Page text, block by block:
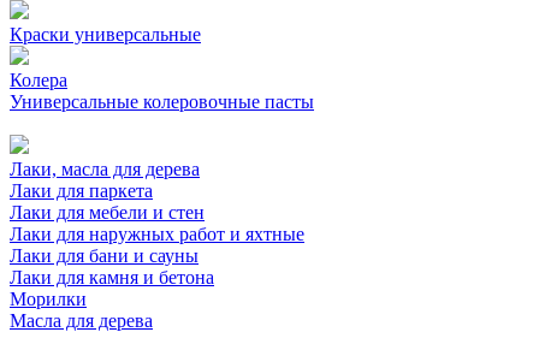
Краски универсальные
Колера
Универсальные колеровочные пасты
Лаки, масла для дерева
Лаки для паркета
Лаки для мебели и стен
Лаки для наружных работ и яхтные
Лаки для бани и сауны
Лаки для камня и бетона
Морилки
Масла для дерева